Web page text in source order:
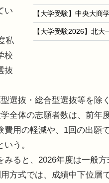
い
私
校
抜
選抜・総合型選抜等を除
全体の志願者数は、前年
用の軽減や、1回の出願
う。
ると、2026年度は一般
方式では、成績中下位層